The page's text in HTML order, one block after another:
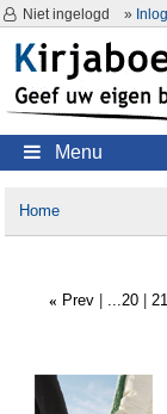
Niet ingelogd »
Menu
Home
« Prev ...20 21